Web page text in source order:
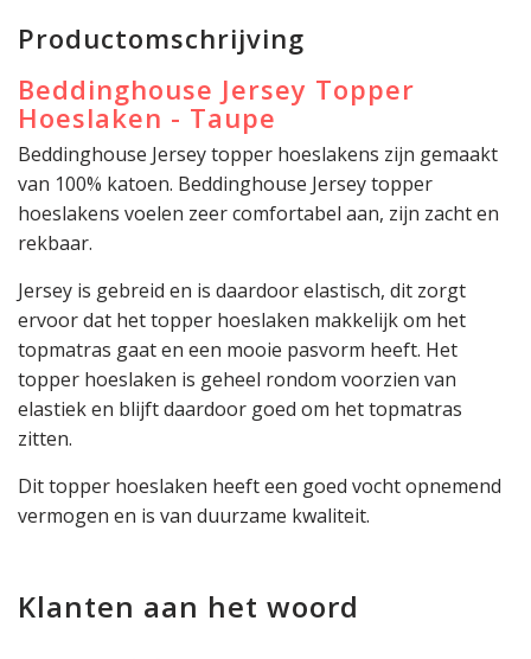
Productomschrijving
Beddinghouse Jersey Topper
Hoeslaken - Taupe
Beddinghouse Jersey topper hoeslakens zijn gemaakt
van 100% katoen. Beddinghouse Jersey topper
hoeslakens voelen zeer comfortabel aan, zijn zacht en
rekbaar.
Jersey is gebreid en is daardoor elastisch, dit zorgt
ervoor dat het topper hoeslaken makkelijk om het
topmatras gaat en een mooie pasvorm heeft. Het
topper hoeslaken is geheel rondom voorzien van
elastiek en blijft daardoor goed om het topmatras
zitten.
Dit topper hoeslaken heeft een goed vocht opnemend
vermogen en is van duurzame kwaliteit.
Klanten aan het woord